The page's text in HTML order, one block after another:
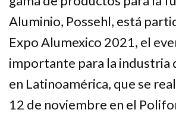
Aluminio, Possehl, está
Expo Alumexico 2021, el
importante para la industria
en Latinoamérica, que se
12 de noviembre en el